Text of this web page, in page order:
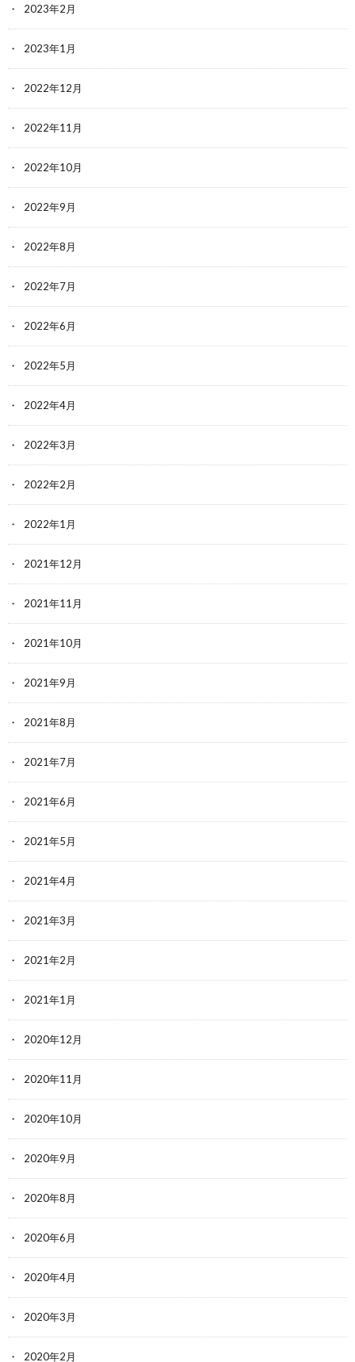
2023年2月
2023年1月
2022年12月
2022年11月
2022年10月
2022年9月
2022年8月
2022年7月
2022年6月
2022年5月
2022年4月
2022年3月
2022年2月
2022年1月
2021年12月
2021年11月
2021年10月
2021年9月
2021年8月
2021年7月
2021年6月
2021年5月
2021年4月
2021年3月
2021年2月
2021年1月
2020年12月
2020年11月
2020年10月
2020年9月
2020年8月
2020年6月
2020年4月
2020年3月
2020年2月